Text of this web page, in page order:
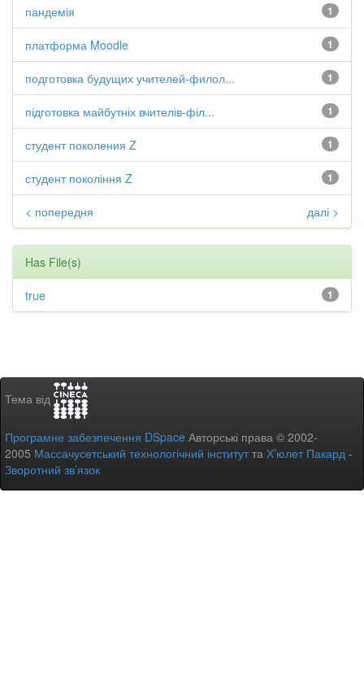
1
пандемія
1
платформа Moodle
1
подготовка будущих учителей-филол...
1
підготовка майбутніх вчителів-філ...
1
студент поколения Z
1
студент покоління Z
< попередня далі >
Has File(s)
1
true
Тема від
Програмне забезпечення DSpace Авторські права © 2002-
2005 Массачусетський технологічний інститутта Х’юлет Пакард -
Зворотний зв’язок